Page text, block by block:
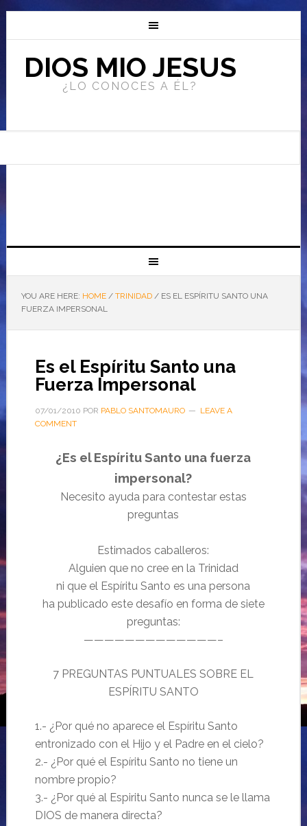
DIOS MIO JESUS
¿LO CONOCES A ÉL?
YOU ARE HERE: HOME / TRINIDAD /ES EL ESPÍRITU SANTO UNA
FUERZA IMPERSONAL
Es el Espíritu Santo una
Fuerza Impersonal
07/01/2010 POR PABLO SANTOMAURO
LEAVE A
COMMENT
¿Es el Espíritu Santo una fuerza
impersonal?
Necesito ayuda para contestar estas
preguntas
Estimados caballeros:
Alguien que no cree en la Trinidad
ni que el Espíritu Santo es una persona
ha publicado este desafío en forma de siete
preguntas:
—————————————–
7 PREGUNTAS PUNTUALES SOBRE EL
ESPÍRITU SANTO
1.- ¿Por qué no aparece el Espíritu Santo
entronizado con el Hijo y el Padre en el cielo?
2.- ¿Por qué el Espíritu Santo no tiene un
nombre propio?
3.- ¿Por qué al Espiritu Santo nunca se le llama
DIOS de manera directa?